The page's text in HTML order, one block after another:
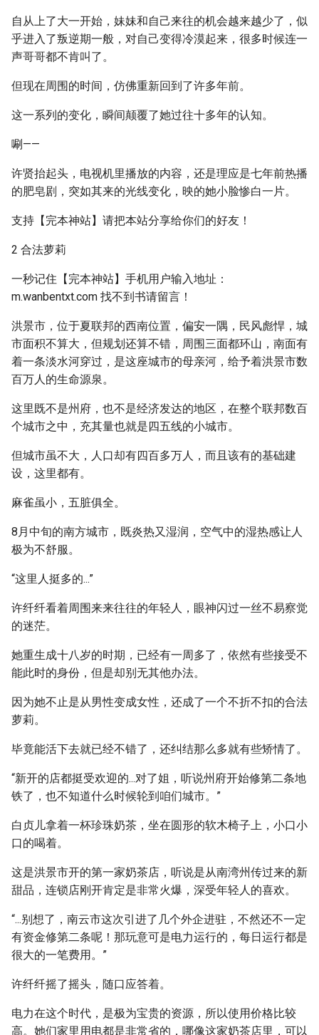
自从上了大一开始，妹妹和自己来往的机会越来越少了，似
乎进入了叛逆期一般，对自己变得冷漠起来，很多时候连一
声哥哥都不肯叫了。
但现在周围的时间，仿佛重新回到了许多年前。
这一系列的变化，瞬间颠覆了她过往十多年的认知。
唰——
许贤抬起头，电视机里播放的内容，还是理应是七年前热播
的肥皂剧，突如其来的光线变化，映的她小脸惨白一片。
支持【完本神站】请把本站分享给你们的好友！
2 合法萝莉
一秒记住【完本神站】手机用户输入地址：
m.wanbentxt.com 找不到书请留言！
洪景市，位于夏联邦的西南位置，偏安一隅，民风彪悍，城
市面积不算大，但规划还算不错，周围三面都环山，南面有
着一条淡水河穿过，是这座城市的母亲河，给予着洪景市数
百万人的生命源泉。
这里既不是州府，也不是经济发达的地区，在整个联邦数百
个城市之中，充其量也就是四五线的小城市。
但城市虽不大，人口却有四百多万人，而且该有的基础建
设，这里都有。
麻雀虽小，五脏俱全。
8月中旬的南方城市，既炎热又湿润，空气中的湿热感让人
极为不舒服。
“这里人挺多的...”
许纤纤看着周围来来往往的年轻人，眼神闪过一丝不易察觉
的迷茫。
她重生成十八岁的时期，已经有一周多了，依然有些接受不
能此时的身份，但是却别无其他办法。
因为她不止是从男性变成女性，还成了一个不折不扣的合法
萝莉。
毕竟能活下去就已经不错了，还纠结那么多就有些矫情了。
“新开的店都挺受欢迎的...对了姐，听说州府开始修第二条地
铁了，也不知道什么时候轮到咱们城市。”
白贞儿拿着一杯珍珠奶茶，坐在圆形的软木椅子上，小口小
口的喝着。
这是洪景市开的第一家奶茶店，听说是从南湾州传过来的新
甜品，连锁店刚开肯定是非常火爆，深受年轻人的喜欢。
“...别想了，南云市这次引进了几个外企进驻，不然还不一定
有资金修第二条呢！那玩意可是电力运行的，每日运行都是
很大的一笔费用。”
许纤纤摇了摇头，随口应答着。
电力在这个时代，是极为宝贵的资源，所以使用价格比较
高。她们家里用电都是非常省的，哪像这家奶茶店里，可以